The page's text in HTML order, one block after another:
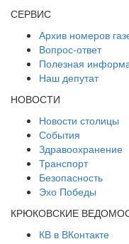
СЕРВИС
Архив номеров
Вопрос-ответ
Полезная
Наш депутат
НОВОСТИ
Новости столицы
События
Здравоохранение
Транспорт
Безопасность
Эхо Победы
КРЮКОВСКИЕ
КВ в ВКонтакте